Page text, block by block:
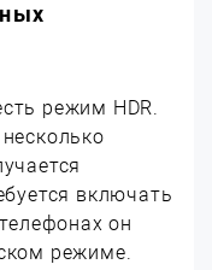
режим HDR.
включать
он
режиме.